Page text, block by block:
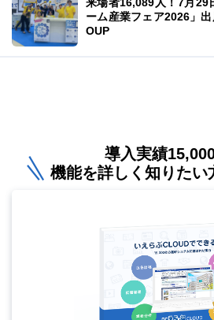
ーム産業フェア2026」
OUP
導入実績
機能を詳しく知りたい